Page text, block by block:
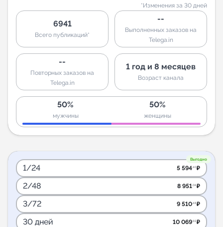
*Изменения за 30 дней
6941
Всего публикаций*
--
Выполненных заказов на
Telega.in
--
Повторных заказов на
Telega.in
1 год и 8 месяцев
Возраст канала
50%
мужчины
50%
женщины
Выгодно
1/24 5 594.40₽
2/48 8 951.04₽
3/72 9 510.48₽
30 дней 10 069.92₽